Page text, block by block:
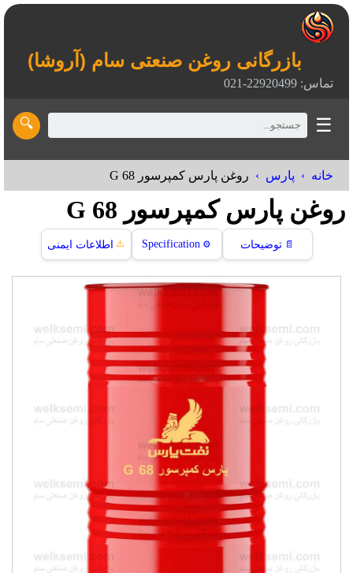
بازرگانی روغن صنعتی سام (آروشا)
تماس: 22920499-021
☰
🔍
خانه پارس روغن پارس کمپرسور G 68
روغن پارس کمپرسور G 68
📄 توضیحات ⚙️
Specification
⚠️ اطلاعات ایمنی